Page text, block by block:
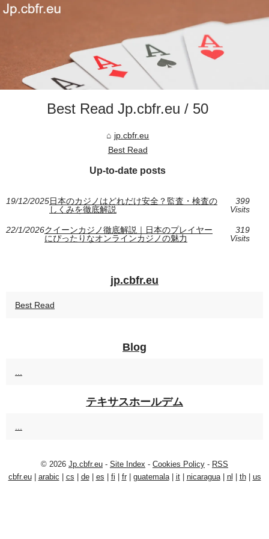
Best Read Jp.cbfr.eu / 50
jp.cbfr.eu
Best Read
Up-to-date posts
19/12/2025日本のカジノはどれだけ安全？監査・検査の
しくみを徹底解説
399
Visits
22/1/2026クイーンカジノ徹底解説｜日本のプレイヤー
にぴったりなオンラインカジノの魅力
319
Visits
jp.cbfr.eu
Best Read
Blog
...
テキサスホールデム
...
© 2026 Jp.cbfr.eu - Site Index - Cookies Policy - RSS
cbfr.eu| arabic cs de| es fi fr| guatemala| it| nicaragua| nl th| us